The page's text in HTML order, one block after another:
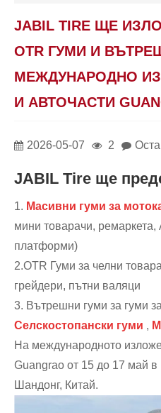
JABIL TIRE ЩЕ
OTR ГУМИ И
МЕЖДУНАРОДНО
И АВТОЧАСТИ
2026-05-07 2
JABIL Tire ще
1. Масивни гуми за
мини товарачи,
платформи)
2.OTR Гуми за челни
грейдери, пътни валяци
3. Вътрешни гуми за гуми
Селскостопански гуми ,
На международното
Guangrao от 15 до 17 май в
Шандонг, Китай.